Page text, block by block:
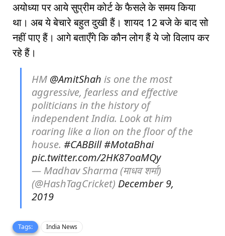
अयोध्या पर आये सुप्रीम कोर्ट के फैसले के समय किया
था। अब ये बेचारे बहुत दुखी हैं। शायद 12 बजे के बाद सो
नहीं पाए हैं। आगे बताएँगे कि कौन लोग हैं ये जो विलाप कर
रहे हैं।
HM @AmitShah is one the most
aggressive, fearless and effective
politicians in the history of
independent India. Look at him
roaring like a lion on the floor of the
house. #CABBill#MotaBhai
pic.twitter.com/2HK87oaMQy
— Madhav Sharma (माधव शर्मा)
(@HashTagCricket) December 9,
2019
Tags: India News